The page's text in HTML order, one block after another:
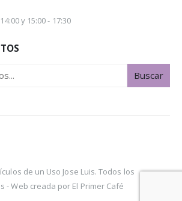
y 15:00 - 17:30
Buscar
de un Uso Jose Luis. Todos los
-Web creada por El Primer Café